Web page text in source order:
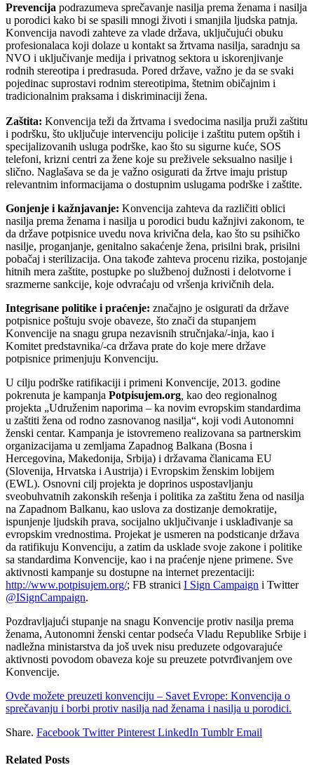
Prevencija podrazumeva sprečavanje nasilja prema ženama i nasilja
u porodici kako bi se spasili mnogi životi i smanjila ljudska patnja.
Konvencija navodi zahteve za vlade država, uključujući obuku
profesionalaca koji dolaze u kontakt sa žrtvama nasilja, saradnju sa
NVO i uključivanje medija i privatnog sektora u iskorenjivanje
rodnih stereotipa i predrasuda. Pored države, važno je da se svaki
pojedinac suprostavi rodnim stereotipima, štetnim običajnim i
tradicionalnim praksama i diskriminaciji žena.
Zaštita: Konvencija teži da žrtvama i svedocima nasilja pruži zaštitu
i podršku, što uključuje intervenciju policije i zaštitu putem opštih i
specijalizovanih usluga podrške, kao što su sigurne kuće, SOS
telefoni, krizni centri za žene koje su preživele seksualno nasilje i
slično. Naglašava se da je važno osigurati da žrtve imaju pristup
relevantnim informacijama o dostupnim uslugama podrške i zaštite.
Gonjenje i kažnjavanje: Konvencija zahteva da različiti oblici
nasilja prema ženama i nasilja u porodici budu kažnjivi zakonom, te
da države potpisnice uvedu nova krivična dela, kao što su psihičko
nasilje, proganjanje, genitalno sakaćenje žena, prisilni brak, prisilni
pobačaj i sterilizacija. Ona takođe zahteva procenu rizika, postojanje
hitnih mera zaštite, postupke po službenoj dužnosti i delotvorne i
srazmerne sankcije, koje odvraćaju od vršenja krivičnih dela.
Integrisane politike i praćenje: značajno je osigurati da države
potpisnice poštuju svoje obaveze, što znači da stupanjem
Konvencije na snagu grupa nezavisnih stručnjaka/-inja, kao i
Komitet predstavnika/-ca država prate do koje mere države
potpisnice primenjuju Konvenciju.
U cilju podrške ratifikaciji i primeni Konvencije, 2013. godine
pokrenuta je kampanja Potpisujem.org kao deo regionalnog
projekta „Udruženim naporima – ka novim evropskim standardima
u zaštiti žena od rodno zasnovanog nasilja“, koji vodi Autonomni
ženski centar. Kampanja je istovremeno realizovana sa partnerskim
organizacijama u zemljama Zapadnog Balkana (Bosna i
Hercegovina, Makedonija, Srbija) i državama članicama EU
(Slovenija, Hrvatska i Austrija) i Evropskim ženskim lobijem
(EWL). Osnovni cilj projekta je doprinos uspostavljanju
sveobuhvatnih zakonskih rešenja i politika za zaštitu žena od nasilja
na Zapadnom Balkanu, kao uslova za dostizanje demokratije,
ispunjenje ljudskih prava, socijalno uključivanje i usklađivanje sa
evropskim vrednostima. Projekat je usmeren na podsticanje država
da ratifikuju Konvenciju, a zatim da usklade svoje zakone i politike
sa standardima Konvencije, kao i na praćenje njene primene. Sve
aktivnosti kampanje su dostupne na internet prezentaciji:
http://www.potpisujem.org/; FB stranici I Sign Campaign i Twitter
@ISignCampaign.
Pozdravljajući stupanje na snagu Konvencije protiv nasilja prema
ženama, Autonomni ženski centar podseća Vladu Republike Srbije i
nadležna ministarstva da još uvek nisu preduzete odgovarajuće
aktivnosti povodom obaveza koje su preuzete potvrđivanjem ove
Konvencije.
Ovde možete preuzeti konvenciju – Savet Evrope: Konvencija o
sprečavanju i borbi protiv nasilja nad ženama i nasilja u porodici.
Share. Facebook Twitter Pinterest LinkedIn Tumblr Email
Related Posts